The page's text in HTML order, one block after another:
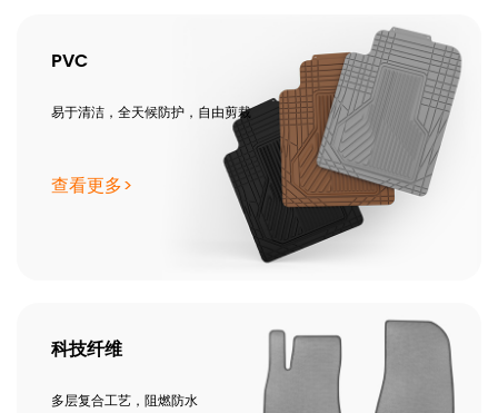
PVC
易于清洁，全天候防护，自由剪裁
查看更多>
科技纤维
多层复合工艺，阻燃防水